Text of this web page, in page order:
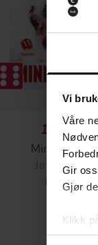
Vi
Våre
Gir
Gjør
Klikk
129,-
Minnesota
Jo Nesbø
EBOK